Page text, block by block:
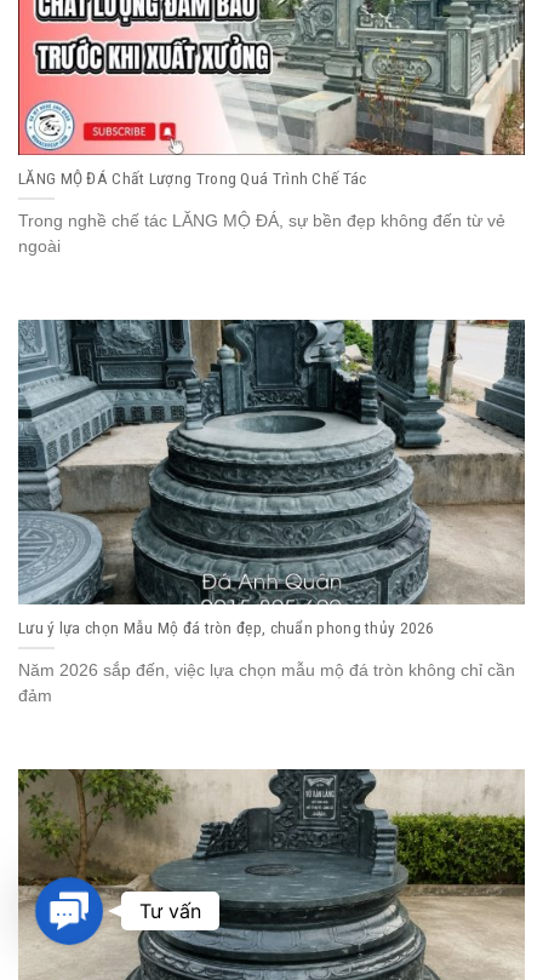
LĂNG MỘ ĐÁ Chất Lượng Trong Quá Trình Chế Tác
Trong nghề chế tác LĂNG MỘ ĐÁ, sự bền đẹp không đến từ vẻ
ngoài
Lưu ý lựa chọn Mẫu Mộ đá tròn đẹp, chuẩn phong thủy 2026
Năm 2026 sắp đến, việc lựa chọn mẫu mộ đá tròn không chỉ cần
đảm
Contact
Us
Tư vấn